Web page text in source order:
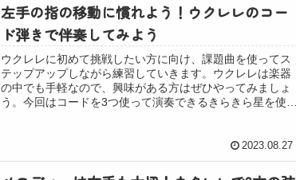
左手の指の移動に慣れよう！ウクレレのコー
ド弾きで伴奏してみよう
ウクレレに初めて挑戦したい方に向け、課題曲を使ってス
テップアップしながら練習していきます。ウクレレは楽器
の中でも手軽なので、興味がある方はぜひやってみましょ
う。今回はコードを3つ使って演奏できるきらきら星を使っ
2023.08.27